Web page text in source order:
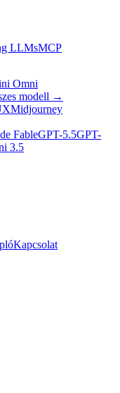
LLMsMCP
Omni
modell →
Midjourney
FableGPT-5.5GPT-
3.5
Kapcsolat